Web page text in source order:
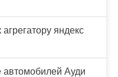
яндекс
Ауди